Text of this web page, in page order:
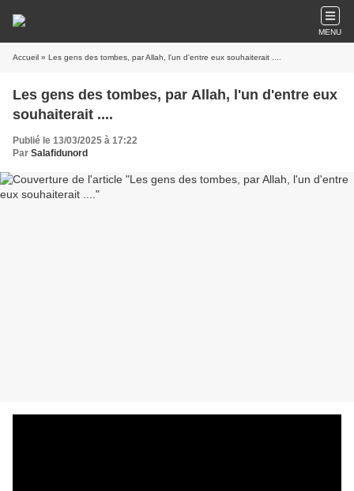
MENU
Accueil » Les gens des tombes, par Allah, l'un d'entre eux souhaiterait ....
Les gens des tombes, par Allah, l'un d'entre eux
souhaiterait ....
Publié le 13/03/2025 à 17:22
Par Salafidunord